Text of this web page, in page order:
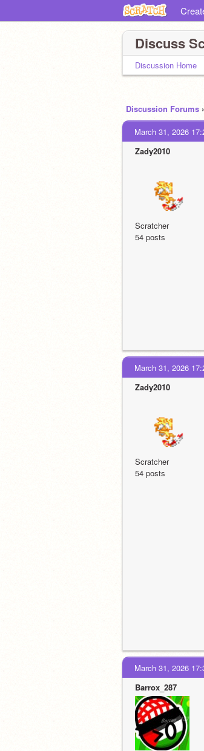
Discuss
Discussion Home
Discussion Forums
March 31, 2026
Zady2010
Scratcher
54 posts
March 31, 2026
Zady2010
Scratcher
54 posts
March 31, 2026
Barrox_287